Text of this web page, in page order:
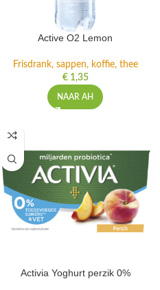
Active O2 Lemon
Frisdrank, sappen, koffie, thee
€1,35
NAAR AH
Activia Yoghurt perzik 0%